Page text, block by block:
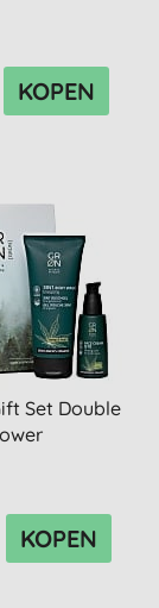
KOPEN
Set Double
KOPEN